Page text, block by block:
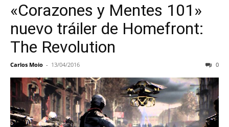
«Corazones y Mentes 101»
nuevo tráiler de Homefront:
The Revolution
Carlos Moio - 13/04/2016 0